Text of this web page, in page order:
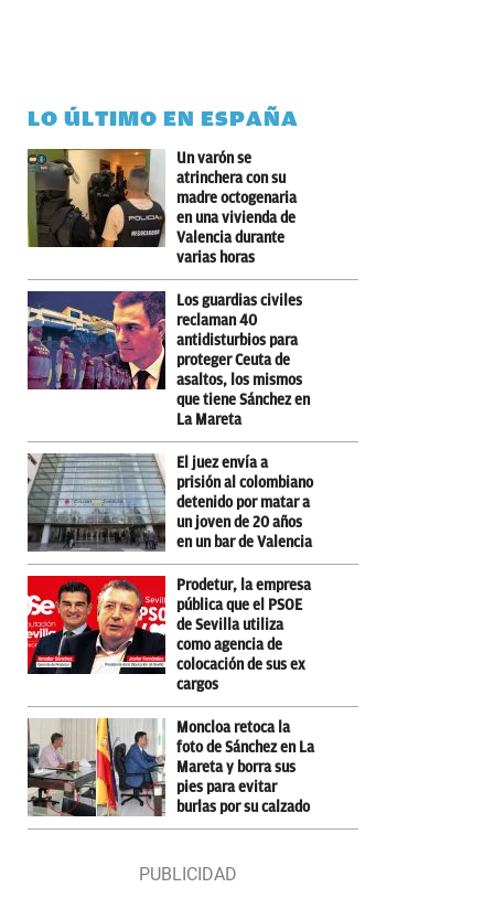
LO ÚLTIMO EN ESPAÑA
Un varón se
atrinchera con su
madre octogenaria
en una vivienda de
Valencia durante
varias horas
Los guardias civiles
reclaman 40
antidisturbios para
proteger Ceuta de
asaltos, los mismos
que tiene Sánchez en
La Mareta
El juez envía a
prisión al colombiano
detenido por matar a
un joven de 20 años
en un bar de Valencia
Prodetur, la empresa
pública que el PSOE
de Sevilla utiliza
como agencia de
colocación de sus ex
cargos
Moncloa retoca la
foto de Sánchez en La
Mareta y borra sus
pies para evitar
burlas por su calzado